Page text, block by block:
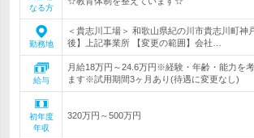
なる方
勤務地
＜貴志川工場＞ 和歌山県紀の川市貴志川町神
後】上記事業所 【変更の範囲】会社…
給与
月給18万円～24.6万円※経験・年齢・能力を
ます※試用期間3ヶ月あり(待遇に変更なし)
初年度
年収
320万円～500万円